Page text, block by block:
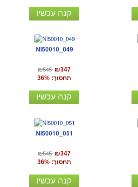
קנה עכשיו
NI50010_049
₪545 ₪347
תחסוך: 36%
קנה עכשיו
NI50010_051
₪545 ₪347
תחסוך: 36%
קנה עכשיו